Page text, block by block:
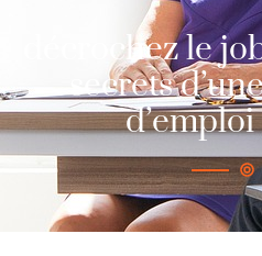
décrochez le
secrets